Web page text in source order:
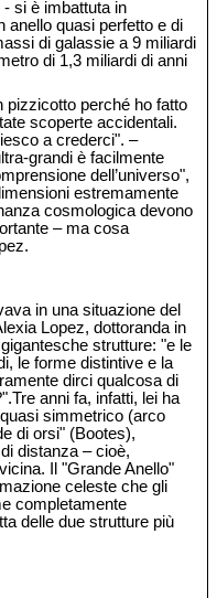
si è imbattuta in
anello quasi perfetto e di
di galassie a 9 miliardi
di 1,3 miliardi di anni
pizzicotto perché ho fatto
scoperte accidentali.
a crederci". –
grandi è facilmente
dell’universo",
estremamente
cosmologica devono
– ma cosa
in una situazione del
Lopez, dottoranda in
strutture: "e le
le forme distintive e la
dirci qualcosa di
anni fa, infatti, lei ha
simmetrico (arco
di orsi" (Bootes),
distanza – cioè,
Il "Grande Anello"
celeste che gli
completamente
delle due strutture più